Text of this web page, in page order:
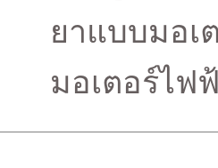
ยาแบบมอเ
มอเตอร์ไฟ